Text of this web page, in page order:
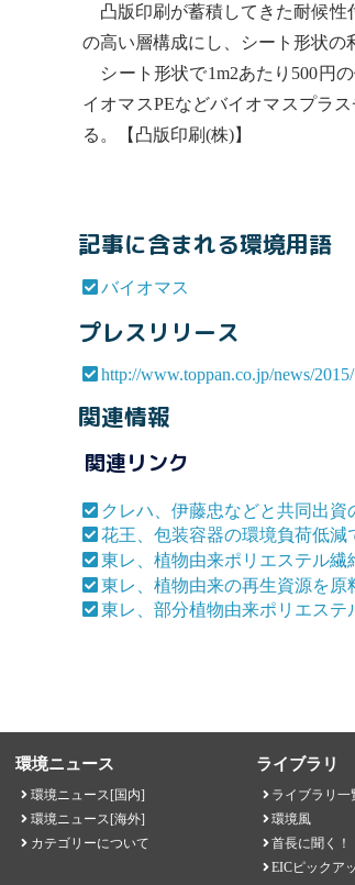
凸版印刷が蓄積してきた耐候性
の高い層構成にし、シート形状の
シート形状で1m2あたり500円
イオマスPEなどバイオマスプラ
る。【凸版印刷(株)】
記事に含まれる環境用語
バイオマス
プレスリリース
http://www.toppan.co.jp/news/
関連情報
関連リンク
クレハ、伊藤忠などと共同出資
花王、包装容器の環境負荷低減
東レ、植物由来ポリエステル繊
東レ、植物由来の再生資源を原
東レ、部分植物由来ポリエステ
環境ニュース
環境ニュース[国内]
環境ニュース[海外]
カテゴリーについて
ライブラリ
ライブラリ一
環境風
首長に聞く！
EICピックア